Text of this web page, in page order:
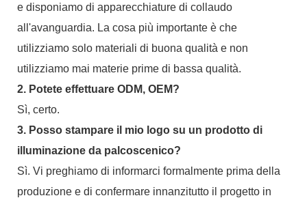
e disponiamo di apparecchiature di collaudo
all'avanguardia. La cosa più importante è che
utilizziamo solo materiali di buona qualità e non
utilizziamo mai materie prime di bassa qualità.
2. Potete effettuare ODM, OEM?
Sì, certo.
3. Posso stampare il mio logo su un prodotto di
illuminazione da palcoscenico?
Sì. Vi preghiamo di informarci formalmente prima della
produzione e di confermare innanzitutto il progetto in